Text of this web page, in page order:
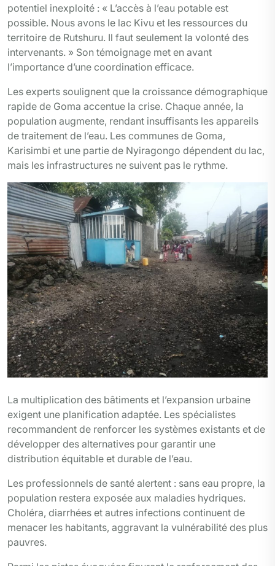
potentiel inexploité : « L’accès à l’eau potable est
possible. Nous avons le lac Kivu et les ressources du
territoire de Rutshuru. Il faut seulement la volonté des
intervenants. » Son témoignage met en avant
l’importance d’une coordination efficace.
Les experts soulignent que la croissance démographique
rapide de Goma accentue la crise. Chaque année, la
population augmente, rendant insuffisants les appareils
de traitement de l’eau. Les communes de Goma,
Karisimbi et une partie de Nyiragongo dépendent du lac,
mais les infrastructures ne suivent pas le rythme.
La multiplication des bâtiments et l’expansion urbaine
exigent une planification adaptée. Les spécialistes
recommandent de renforcer les systèmes existants et de
développer des alternatives pour garantir une
distribution équitable et durable de l’eau.
Les professionnels de santé alertent : sans eau propre, la
population restera exposée aux maladies hydriques.
Choléra, diarrhées et autres infections continuent de
menacer les habitants, aggravant la vulnérabilité des plus
pauvres.